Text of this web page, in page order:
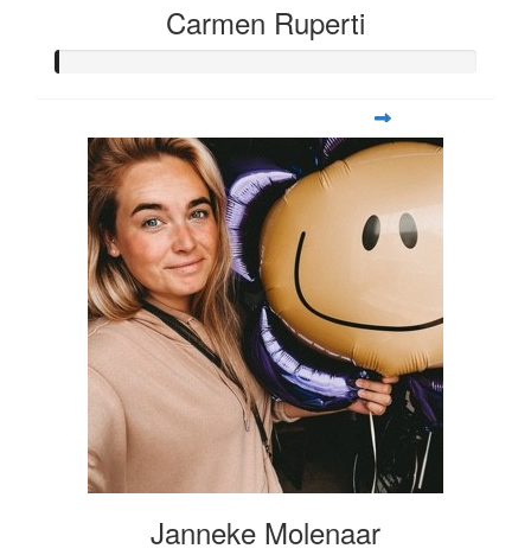
Carmen Ruperti
Janneke Molenaar